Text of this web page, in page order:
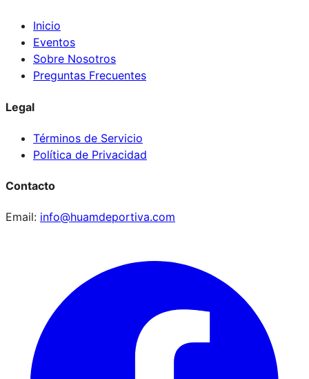
Inicio
Eventos
Sobre Nosotros
Preguntas Frecuentes
Legal
Términos de Servicio
Política de Privacidad
Contacto
Email: info@huamdeportiva.com